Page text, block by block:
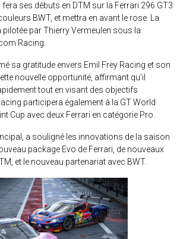
ses débuts en DTM sur la Ferrari 296 GT3
BWT, et mettra en avant le rose. La
pilotée par Thierry Vermeulen sous la
Racing.
sa gratitude envers Emil Frey Racing et son
nouvelle opportunité, affirmant qu'il
tout en visant des objectifs
participera également à la GT World
Cup avec deux Ferrari en catégorie Pro.
a souligné les innovations de la saison
package Evo de Ferrari, de nouveaux
et le nouveau partenariat avec BWT.